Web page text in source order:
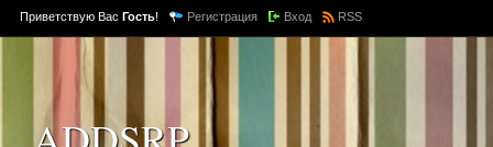
Приветствую Вас Гость! Регистрация Вход RSS